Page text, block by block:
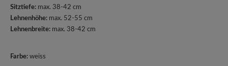
Sitztiefe: max. 38-42 cm
Lehnenhöhe: max. 52-55 cm
Lehnenbreite: max. 38-42 cm
Farbe: weiss